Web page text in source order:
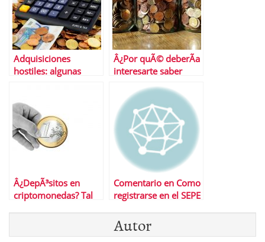
Adquisiciones
hostiles: algunas
Â¿Por quÃ© deberÃ­a
interesarte saber
movimiento FIRE
para su jubilaciÃ³n?
Â¿DepÃ³sitos en
criptomonedas? Tal
Comentario en Como
registrarse en el SEPE
Autor